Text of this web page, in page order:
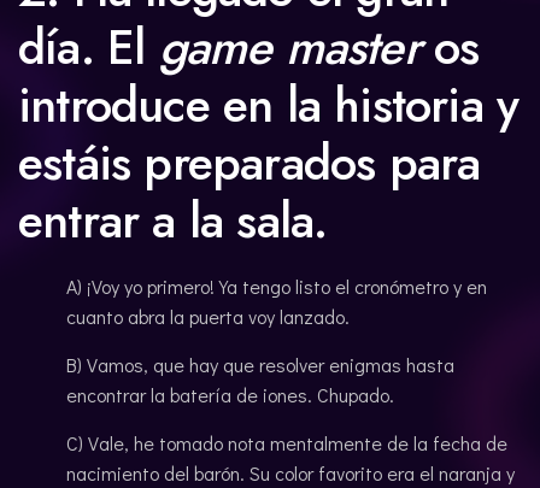
día. El game masteros
introduce en la historia y
estáis preparados para
entrar a la sala.
A) ¡Voy yo primero! Ya tengo listo el cronómetro y en
cuanto abra la puerta voy lanzado.
B) Vamos, que hay que resolver enigmas hasta
encontrar la batería de iones. Chupado.
C) Vale, he tomado nota mentalmente de la fecha de
nacimiento del barón. Su color favorito era el naranja y